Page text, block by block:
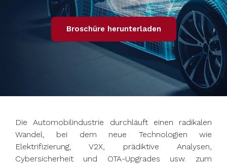
Broschüre herunterladen
Die Automobilindustrie durchläuft einen radikalen
Wandel, bei dem neue Technologien wie
Elektrifizierung, V2X, prädiktive Analysen,
Cybersicherheit und OTA-Upgrades usw. zum